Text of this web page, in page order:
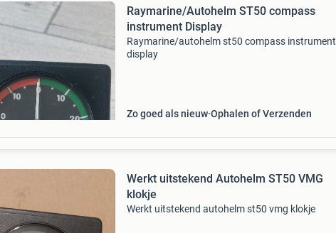
Raymarine/Autohelm ST50 compass
instrument Display
Raymarine/autohelm st50 compass instrument
display
Zo goed als nieuw Ophalen of Verzenden
Werkt uitstekend Autohelm ST50 VMG
klokje
Werkt uitstekend autohelm st50 vmg klokje